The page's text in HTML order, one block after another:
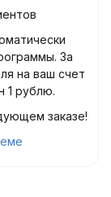
За
на ваш счет
1 рублю.
заказе!